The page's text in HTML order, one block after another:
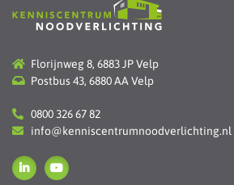
Florijnweg 8, 6883 JP Velp
Postbus 43, 6880 AA Velp
0800 326 67 82
info@kenniscentrumnoodverlichting.nl